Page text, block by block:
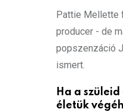
Pattie Mellette
producer - de
popszenzáció
ismert.
Ha a
életük